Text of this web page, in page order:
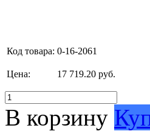
Код товара: 0-16-2061
Цена: 17 719.20 руб.
В корзину